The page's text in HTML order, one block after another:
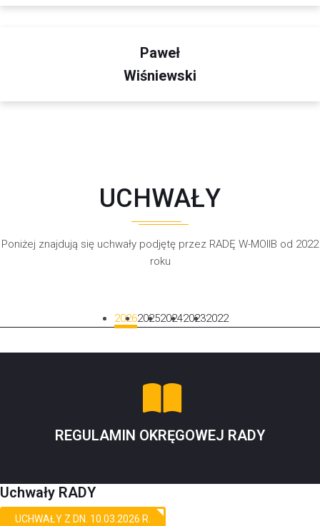
Paweł
Wiśniewski
UCHWAŁY
Poniżej znajdują się uchwały podjętę przez RADĘ W-MOIIB od 2022
roku
20262025202420232022
REGULAMIN OKRĘGOWEJ RADY
Uchwały RADY
UCHWAŁY Z DN. 10.03.2026 R.